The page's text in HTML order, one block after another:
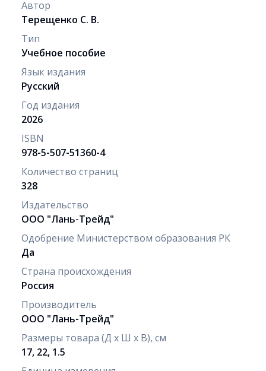
Автор
Терещенко С. В.
Тип
Учебное пособие
Язык издания
Русский
Год издания
2026
ISBN
978-5-507-51360-4
Количество страниц
328
Издательство
ООО "Лань-Трейд"
Одобрение Министерством образования РК
Да
Страна происхождения
Россия
Производитель
ООО "Лань-Трейд"
Размеры товара (Д х Ш х В), см
17, 22, 1.5